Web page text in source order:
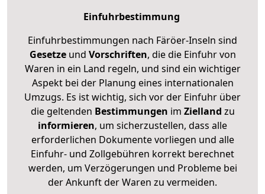
Einfuhrbestimmung
Einfuhrbestimmungen nach Färöer-Inseln sind
Gesetzeund Vorschriften, die die Einfuhr von
Waren in ein Land regeln, und sind ein wichtiger
Aspekt bei der Planung eines internationalen
Umzugs. Es ist wichtig, sich vor der Einfuhr über
die geltenden Bestimmungen im Zielland zu
informieren, um sicherzustellen, dass alle
erforderlichen Dokumente vorliegen und alle
Einfuhr- und Zollgebühren korrekt berechnet
werden, um Verzögerungen und Probleme bei
der Ankunft der Waren zu vermeiden.